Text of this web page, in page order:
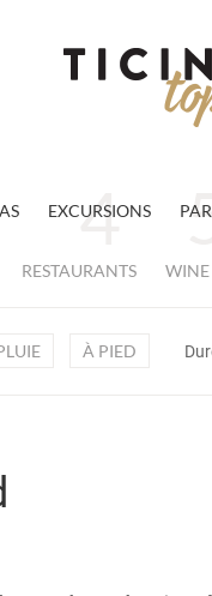
EXCURSIONS
RESTAURANTS WINE
À PIED